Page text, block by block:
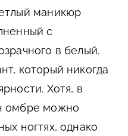
маникюр
с
в белый.
который никогда
Хотя, в
омбре можно
ногтях, однако